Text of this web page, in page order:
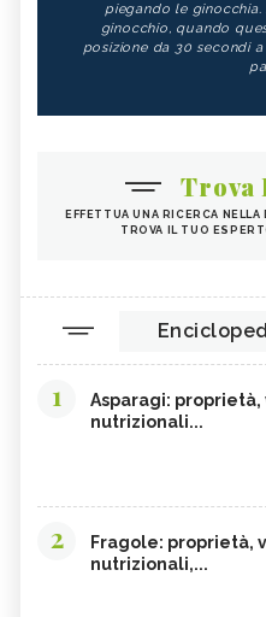
piegando le
ginocchio, quando
posizione da 30 secondi
Trova
EFFETTUA UNA RICERCA
TROVA IL TUO
1
Asparagi: proprietà,
nutrizionali...
2
Fragole: proprietà,
nutrizionali,...